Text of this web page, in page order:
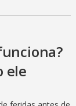
ele